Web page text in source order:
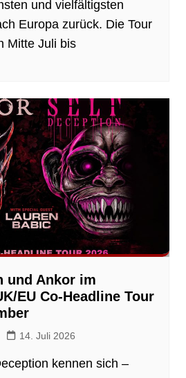
und vielfältigsten
Europa zurück. Die Tour
Mitte Juli bis
und Ankor im
EU Co-Headline Tour
14. Juli 2026
kennen sich –